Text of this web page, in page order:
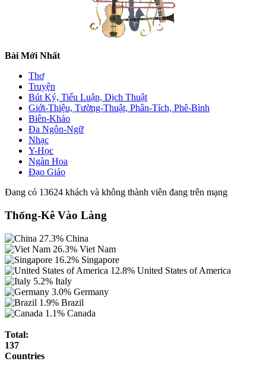
Bài Mới Nhất
Thơ
Truyện
Bút Ký, Tiểu Luận, Dịch Thuật
Giới-Thiệu, Tường-Thuật, Phân-Tích, Phê-Bình
Biên-Khảo
Đa Ngôn-Ngữ
Nhạc
Y-Học
Ngàn Hoa
Đạo Giáo
Đang có 13624 khách và không thành viên đang trên mạng
Thống-Kê Vào Làng
27.3% China
26.3% Viet Nam
16.2% Singapore
12.8% United States of America
5.2% Italy
3.0% Germany
1.9% Brazil
1.1% Canada
Total:
137
Countries